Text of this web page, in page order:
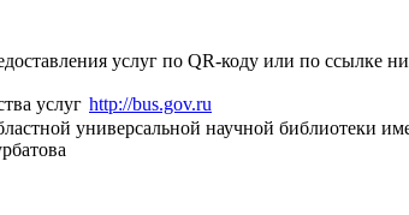
услуг по QR-коду или по ссылке
http://bus.gov.ru
универсальной научной библиотеки